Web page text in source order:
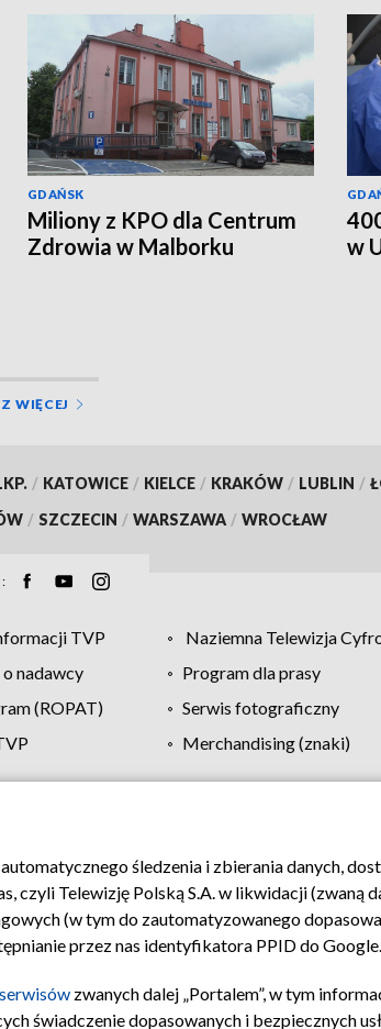
GDAŃSK
Miliony z KPO dla Centrum
Zdrowia w Malborku
w
WIĘCEJ
/ KATOWICE / KIELCE / KRAKÓW / LUBLIN /
/ SZCZECIN / WARSZAWA / WROCŁAW
TVP Naziemna Telewizja
nadawcy
Program dla prasy
(ROPAT)
Serwis fotograficzny
Merchandising (znaki)
zgody Pomoc Biuro reklamy
śledzenia i zbierania danych,
Telewizję Polską S.A. w likwidacji (zwaną
(w tym do zautomatyzowanego
przez nas identyfikatora PPID do Google.
zwanych dalej „Portalem”, w tym
świadczenie dopasowanych i bezpiecznych